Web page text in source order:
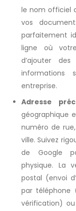
le nom officiel
vos
parfaitement
ligne où
d’ajouter
informations
entreprise.
Adresse
géographique
numéro de
ville. Suivez
de Google
physique. La
postal (envoi
par téléphone
vérification)